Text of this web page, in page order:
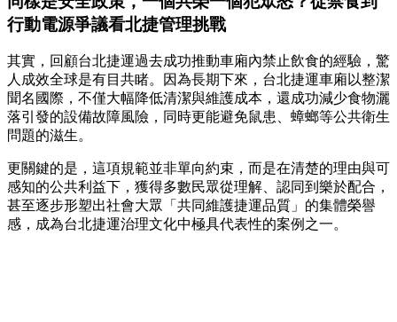
行動電源爭議看北捷管理挑戰
其實，回顧台北捷運過去成功推動車廂內禁止飲食的經驗，驚
人成效全球是有目共睹。因為長期下來，台北捷運車廂以整潔
聞名國際，不僅大幅降低清潔與維護成本，還成功減少食物灑
落引發的設備故障風險，同時更能避免鼠患、蟑螂等公共衛生
問題的滋生。
更關鍵的是，這項規範並非單向約束，而是在清楚的理由與可
感知的公共利益下，獲得多數民眾從理解、認同到樂於配合，
甚至逐步形塑出社會大眾「共同維護捷運品質」的集體榮譽
感，成為台北捷運治理文化中極具代表性的案例之一。